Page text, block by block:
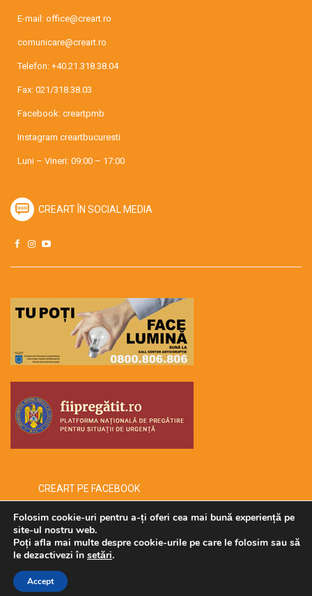
E-mail: office@creart.ro
comunicare@creart.ro
Telefon: +40.21.318.38.04
Fax: 021/318.38.03
Facebook: creartpmb
Instagram creartbucuresti
Luni – Vineri: 09:00 – 17:00
CREART ÎN SOCIAL MEDIA
CREART PE FACEBOOK
Copyright © 2026 -creart-
Folosim cookie-uri pentru a-ți oferi cea mai bună experiență pe
site-ul nostru web.
Poți afla mai multe despre cookie-urile pe care le folosim sau să
le dezactivezi în setări.
Accept